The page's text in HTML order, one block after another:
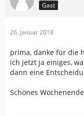
Gast
26. Januar 2018
prima, danke für die
ich jetzt ja einiges,
dann eine
Schönes